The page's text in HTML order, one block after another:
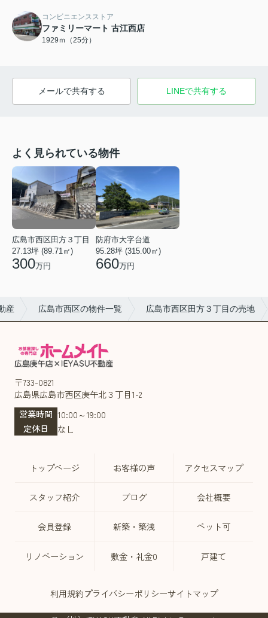
コンビニエンスストア
ファミリーマート 古江西店
1929ｍ（25分）
メールで共有する LINEで共有する
よく見られている物件
広島市西区田方３丁目
27.13坪 (89.71㎡)
300万円
防府市大字台道
95.28坪 (315.00㎡)
660万円
産 広島市西区の物件一覧 広島市西区田方３丁目の売地
〒733-0821
広島県広島市西区庚午北３丁目1-2
営業時間 10:00～19:00
定休日
なし
トップページ お客様の声 アクセスマップ
スタッフ紹介 ブログ 会社概要
会員登録 新築・築浅 ペット可
リノベーション 敷金・礼金0 戸建て
利用規約プライバシーポリシーサイトマップ